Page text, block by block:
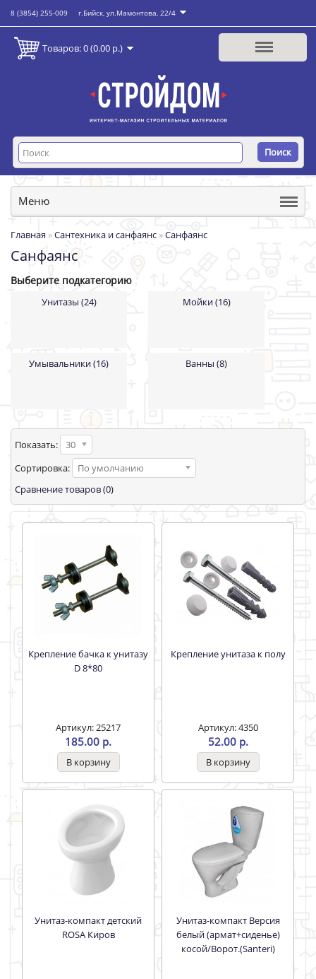
8 (3854) 255-009 г.Бийск, ул.Мамонтова, 22/4
Товаров: 0 (0.00 р.)
Поиск
Меню
Главная »Сантехника и санфаянс »Санфаянс
Санфаянс
Выберите подкатегорию
Унитазы (24) Мойки (16)
Умывальники (16) Ванны (8)
Показать:
30
Сортировка:
По умолчанию
Сравнение товаров (0)
Крепление бачка к унитазу
D 8*80
Артикул: 25217
185.00 р.
Крепление унитаза к полу
Артикул: 4350
52.00 р.
Унитаз-компакт детский
ROSA Киров
Унитаз-компакт Версия
белый (армат+сиденье)
косой/Ворот.(Santeri)